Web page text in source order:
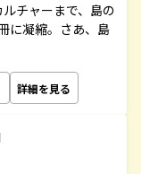
チャーまで、島の
に凝縮。さあ、島
詳細を見る